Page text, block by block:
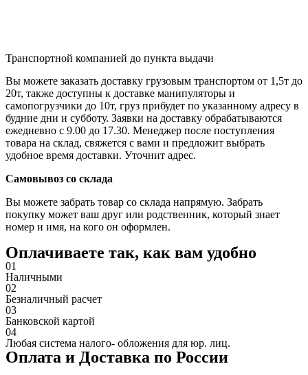
Транспортной компанией до пункта выдачи
Вы можете заказать доставку грузовым транспортом от 1,5т до
20т, также доступны к доставке манипуляторы и
самопогрузчики до 10т, груз прибудет по указанному адресу в
будние дни и субботу. Заявки на доставку обрабатываются
ежедневно с 9.00 до 17.30. Менеджер после поступления
товара на склад, свяжется с вами и предложит выбрать
удобное время доставки. Уточнит адрес.
Самовывоз со склада
Вы можете забрать товар со склада напрямую. Забрать
покупку может ваш друг или родственник, который знает
номер и имя, на кого он оформлен.
Оплачиваете так, как вам удобно
01
Наличными
02
Безналичный расчет
03
Банковской картой
04
Любая система налого- обложения для юр. лиц.
Оплата и Доставка по России